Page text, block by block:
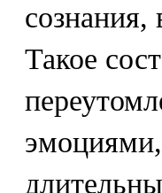
сознания,
Такое